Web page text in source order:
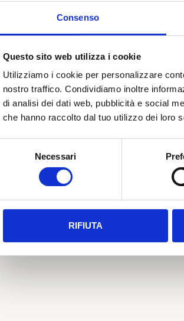
Consenso
Questo sito web utilizza i cookie
Utilizziamo i cookie per personalizzare
nostro traffico. Condividiamo inoltre
di analisi dei dati web, pubblicità e social
che hanno raccolto dal tuo utilizzo dei loro
Necessari
RIFIUTA
di alta qualità